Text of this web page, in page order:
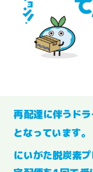
再配達に伴うド
となっています。
にいがた脱炭素